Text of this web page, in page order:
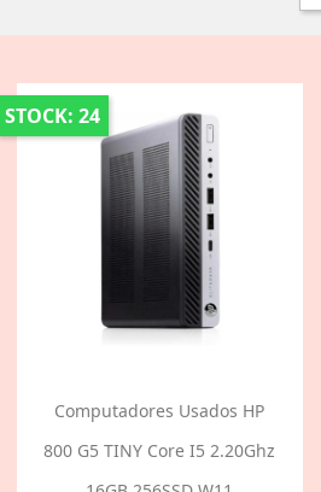
STOCK: 24
Computadores Usados HP
800 G5 TINY Core I5 2.20Ghz